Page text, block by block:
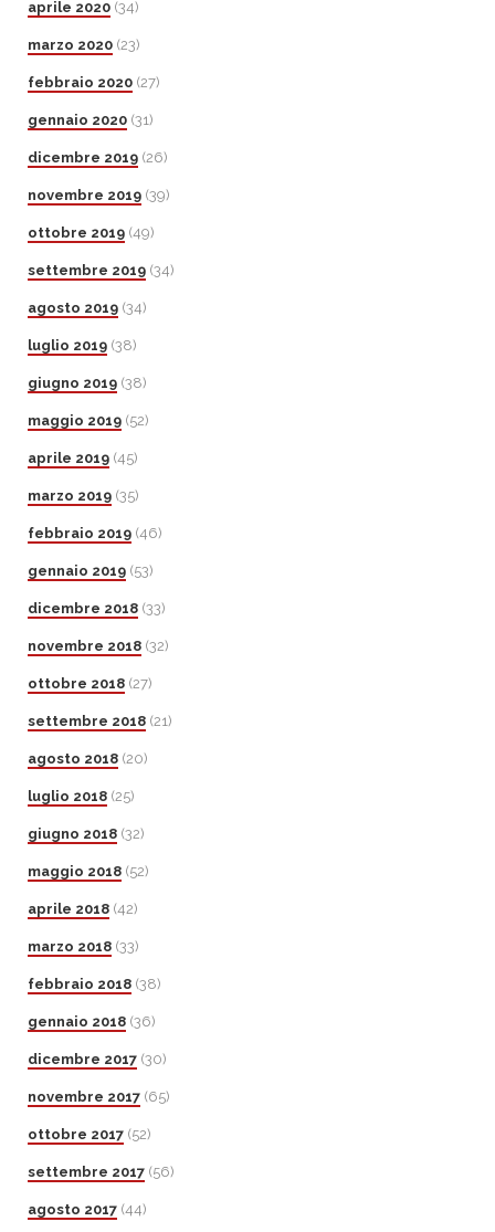
aprile 2020 (34)
marzo 2020 (23)
febbraio 2020 (27)
gennaio 2020 (31)
dicembre 2019 (26)
novembre 2019 (39)
ottobre 2019 (49)
settembre 2019 (34)
agosto 2019 (34)
luglio 2019 (38)
giugno 2019 (38)
maggio 2019 (52)
aprile 2019 (45)
marzo 2019 (35)
febbraio 2019 (46)
gennaio 2019 (53)
dicembre 2018 (33)
novembre 2018 (32)
ottobre 2018 (27)
settembre 2018 (21)
agosto 2018 (20)
luglio 2018 (25)
giugno 2018 (32)
maggio 2018 (52)
aprile 2018 (42)
marzo 2018 (33)
febbraio 2018 (38)
gennaio 2018 (36)
dicembre 2017 (30)
novembre 2017 (65)
ottobre 2017 (52)
settembre 2017 (56)
agosto 2017 (44)